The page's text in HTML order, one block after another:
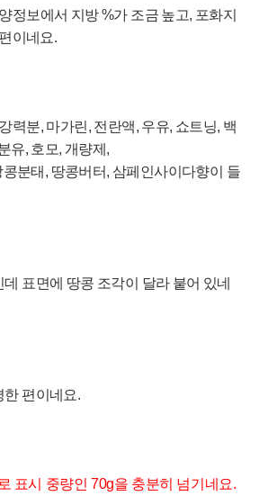
정보에서 지방 %가 조금 높고, 포화지
이네요.
력분, 마가린, 전란액, 우유, 쇼트닝, 백
유, 호모, 개량제,
분태, 땅콩버터, 삼페인사이다향이
들
표면에 땅콩 조각이 달라 붙어 있네
한 편이네요.
표시 중량인 70g을 충분히 넘기네 요.